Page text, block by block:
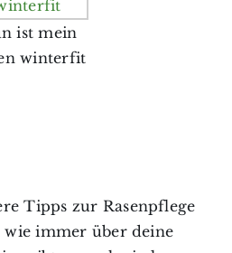
ist mein
winterfit
Tipps zur Rasenpflege
immer über deine